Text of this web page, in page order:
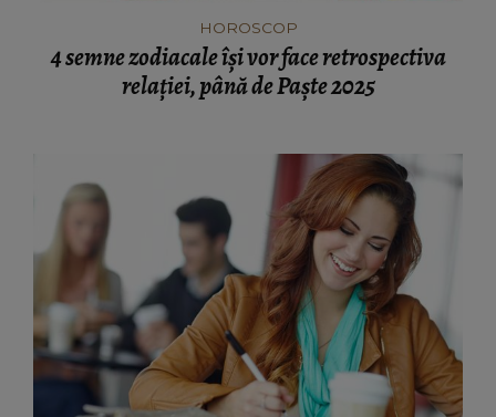
HOROSCOP
4 semne zodiacale își vor face retrospectiva
relației, până de Paște 2025